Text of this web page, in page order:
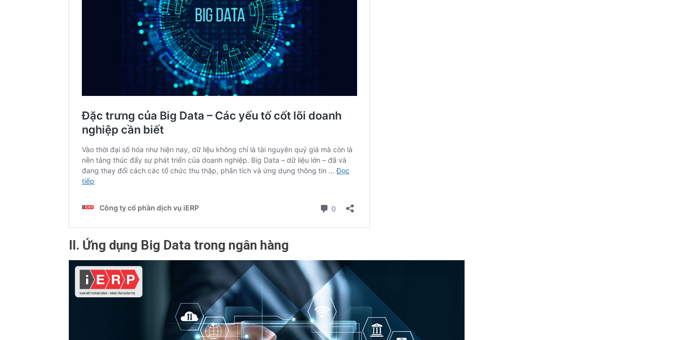
II. Ứng dụng Big Data trong ngân hàng